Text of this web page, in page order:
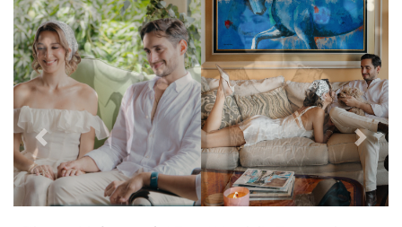
Previous Next